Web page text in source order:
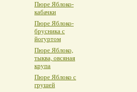
Пюре Яблоко-
кабачки
Пюре Яблоко-
брусника с
йогуртом
Пюре Яблоко,
тыква, овсяная
крупа
Пюре Яблоко с
грушей